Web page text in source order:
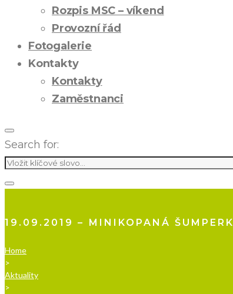
Rozpis MSC – víkend
Provozní řád
Fotogalerie
Kontakty
Kontakty
Zaměstnanci
Search for:
19.09.2019 – MINIKOPANÁ ŠUMPERK
Home
>
Aktuality
>